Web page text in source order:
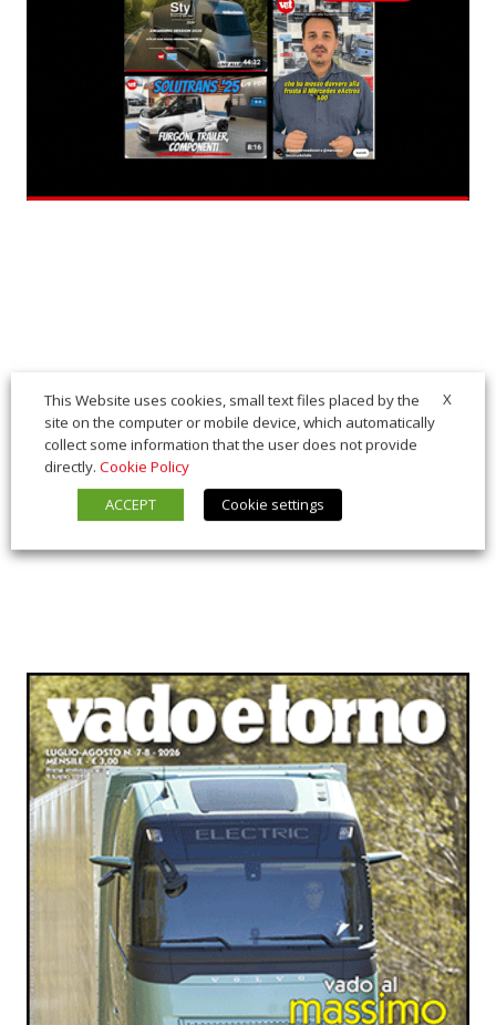
X
This Website uses cookies, small text files placed by the
site on the computer or mobile device, which automatically
collect some information that the user does not provide
directly. Cookie Policy
ACCEPT
Cookie settings